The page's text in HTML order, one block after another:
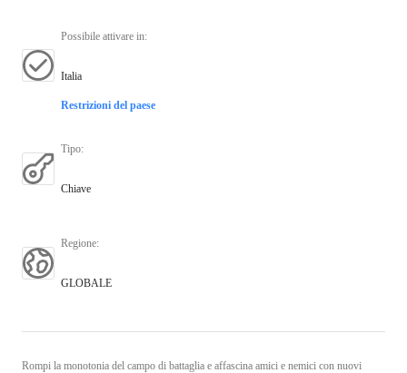
Possibile attivare in:
Italia
Restrizioni del paese
Tipo:
Chiave
Regione:
GLOBALE
Rompi la monotonia del campo di battaglia e affascina amici e nemici con nuovi